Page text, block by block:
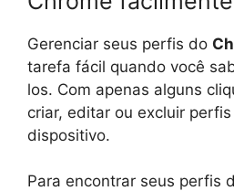
Gerenciar seus perfis do
tarefa fácil quando você
los. Com apenas alguns
criar, editar ou excluir
dispositivo.
Para encontrar seus perfis